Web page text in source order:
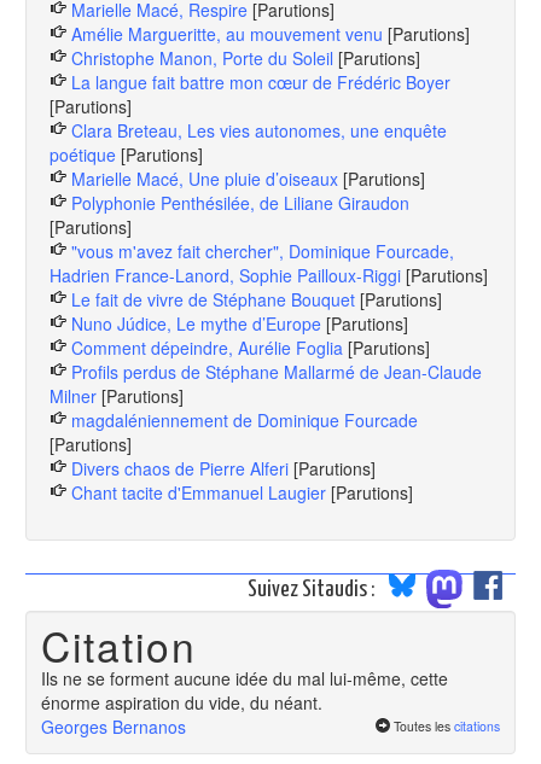
Marielle Macé, Respire [Parutions]
Amélie Margueritte, au mouvement venu [Parutions]
Christophe Manon, Porte du Soleil [Parutions]
La langue fait battre mon cœur de Frédéric Boyer
[Parutions]
Clara Breteau, Les vies autonomes, une enquête
poétique [Parutions]
Marielle Macé, Une pluie d’oiseaux [Parutions]
Polyphonie Penthésilée, de Liliane Giraudon
[Parutions]
"vous m'avez fait chercher", Dominique Fourcade,
Hadrien France-Lanord, Sophie Pailloux-Riggi [Parutions]
Le fait de vivre de Stéphane Bouquet [Parutions]
Nuno Júdice, Le mythe d’Europe [Parutions]
Comment dépeindre, Aurélie Foglia [Parutions]
Profils perdus de Stéphane Mallarmé de Jean-Claude
Milner [Parutions]
magdaléniennement de Dominique Fourcade
[Parutions]
Divers chaos de Pierre Alferi [Parutions]
Chant tacite d'Emmanuel Laugier [Parutions]
Suivez Sitaudis :
Citation
Ils ne se forment aucune idée du mal lui-même, cette
énorme aspiration du vide, du néant.
Georges Bernanos
Toutes les citations